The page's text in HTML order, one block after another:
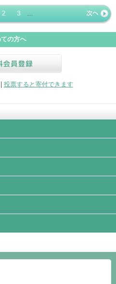
トカード
2 3
次ページ
»
の方へ
投票すると寄付できます